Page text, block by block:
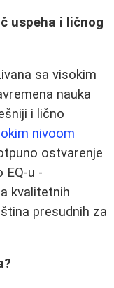
uspeha i ličnog
sa visokim
nauka
i lično
nivoom
ostvarenje
EQ-u -
kvalitetnih
presudnih za